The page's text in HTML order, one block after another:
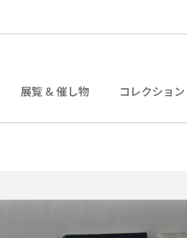
展覧 & 催し物 コレクション